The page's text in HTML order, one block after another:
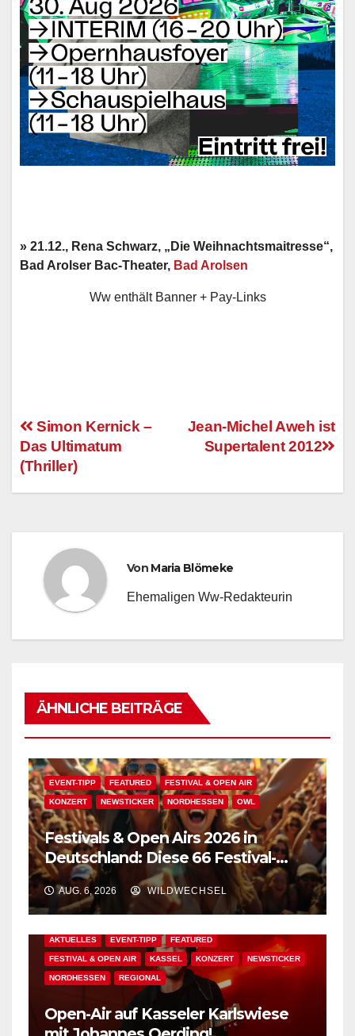
» 21.12., Rena Schwarz, „Die Weihnachtsmaitresse“,
Bad Arolser Bac-Theater, Bad Arolsen
Ww enthält Banner + Pay-Links
Beitragsnavigation
Jean-Michel Aweh ist
Supertalent 2012
Simon Kernick –
Das Ultimatum
(Thriller)
Von Maria Blömeke
Ehemaligen Ww-Redakteurin
ÄHNLICHE BEITRÄGE
EVENT-TIPP FEATURED FESTIVAL & OPEN AIR
KONZERT NEWSTICKER NORDHESSEN OWL
Festivals & Open Airs 2026 in
Deutschland: Diese 66 Festival-
Events warten auf Dich!
AUG. 6, 2026 WILDWECHSEL
AKTUELLES EVENT-TIPP FEATURED
FESTIVAL & OPEN AIR KASSEL KONZERT NEWSTICKER
NORDHESSEN REGIONAL
Open-Air auf Kasseler Karlswiese